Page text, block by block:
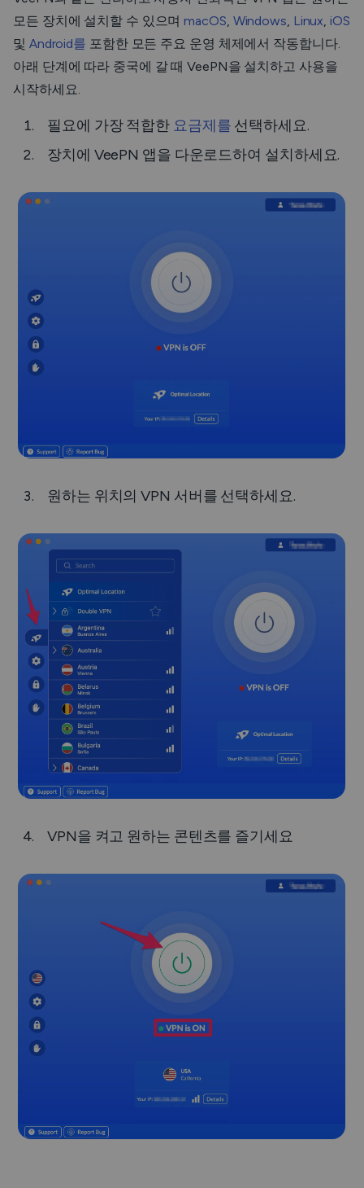
모든 장치에 설치할 수 있으며macOS, Windows, Linux,iOS
및 Android를 포함한 모든 주요 운영 체제에서 작동합니다.
아래 단계에 따라 중국에 갈 때 VeePN을 설치하고 사용을
시작하세요.
필요에 가장 적합한 요금제를 선택하세요.
장치에 VeePN 앱을 다운로드하여 설치하세요.
원하는 위치의 VPN 서버를 선택하세요.
VPN을 켜고 원하는 콘텐츠를 즐기세요